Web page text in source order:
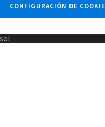
+34 647 173 382
+34 607 961 116
CONFIGURACIÓN DE